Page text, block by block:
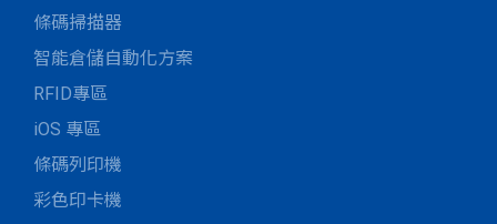
條碼掃描器
智能倉儲自動化方案
RFID專區
iOS 專區
條碼列印機
彩色印卡機